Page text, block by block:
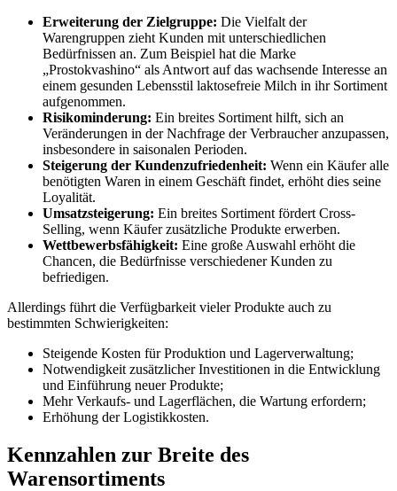
Erweiterung der Zielgruppe: Die Vielfalt der
Warengruppen zieht Kunden mit unterschiedlichen
Bedürfnissen an. Zum Beispiel hat die Marke
„Prostokvashino“ als Antwort auf das wachsende Interesse an
einem gesunden Lebensstil laktosefreie Milch in ihr Sortiment
aufgenommen.
Risikominderung: Ein breites Sortiment hilft, sich an
Veränderungen in der Nachfrage der Verbraucher anzupassen,
insbesondere in saisonalen Perioden.
Steigerung der Kundenzufriedenheit: Wenn ein Käufer alle
benötigten Waren in einem Geschäft findet, erhöht dies seine
Loyalität.
Umsatzsteigerung: Ein breites Sortiment fördert Cross-
Selling, wenn Käufer zusätzliche Produkte erwerben.
Wettbewerbsfähigkeit: Eine große Auswahl erhöht die
Chancen, die Bedürfnisse verschiedener Kunden zu
befriedigen.
Allerdings führt die Verfügbarkeit vieler Produkte auch zu
bestimmten Schwierigkeiten:
Steigende Kosten für Produktion und Lagerverwaltung;
Notwendigkeit zusätzlicher Investitionen in die Entwicklung
und Einführung neuer Produkte;
Mehr Verkaufs- und Lagerflächen, die Wartung erfordern;
Erhöhung der Logistikkosten.
Kennzahlen zur Breite des
Warensortiments